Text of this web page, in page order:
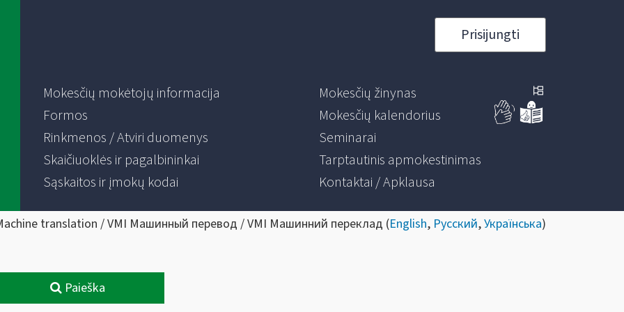
Prisijungti
Mokesčių mokėtojų informacija
Formos
Rinkmenos / Atviri duomenys
Skaičiuoklės ir pagalbininkai
Sąskaitos ir įmokų kodai
Mokesčių žinynas
Mokesčių kalendorius
Seminarai
Tarptautinis apmokestinimas
Kontaktai / Apklausa
translation / VMI Машинный перевод / VMI Машинний переклад (English, Русский,Українська)
Paieška